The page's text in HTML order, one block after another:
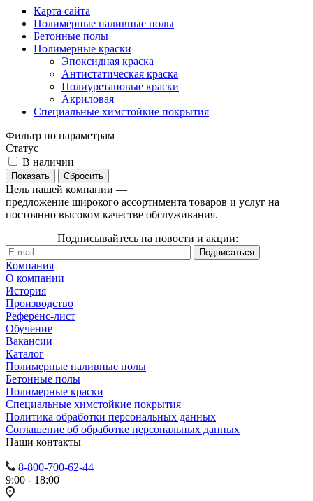
Карта сайта
Полимерные наливные полы
Бетонные полы
Полимерные краски
Эпоксидная краска
Антистатическая краска
Полиуретановые краски
Акриловая
Специальные химстойкие покрытия
Фильтр по параметрам
Статус
В наличии
Сбросить
Цель нашей компании —
предложение широкого ассортимента товаров и услуг на
постоянно высоком качестве обслуживания.
Подписывайтесь на новости и акции:
Компания
О компании
История
Производство
Референс-лист
Обучение
Вакансии
Каталог
Полимерные наливные полы
Бетонные полы
Полимерные краски
Специальные химстойкие покрытия
Политика обработки персональных данных
Cоглашение об обработке персональных данных
Наши контакты
8-800-700-62-44
9:00 - 18:00